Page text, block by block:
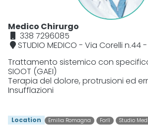
Medico Chirurgo
338 7296085
STUDIO MEDICO - Via Corelli n.44
Trattamento sistemico con
SIOOT (GAEI)
Terapia del dolore, protrusioni ed
Insufflazioni
Location Emilia Romagna Forlì Studio